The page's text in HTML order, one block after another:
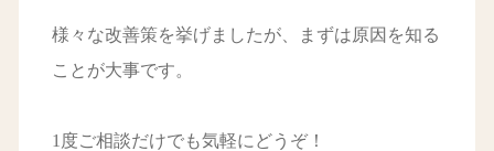
様々な改善策を挙げましたが、まずは原因を知る
ことが大事です。
1度ご相談だけでも気軽にどうぞ！